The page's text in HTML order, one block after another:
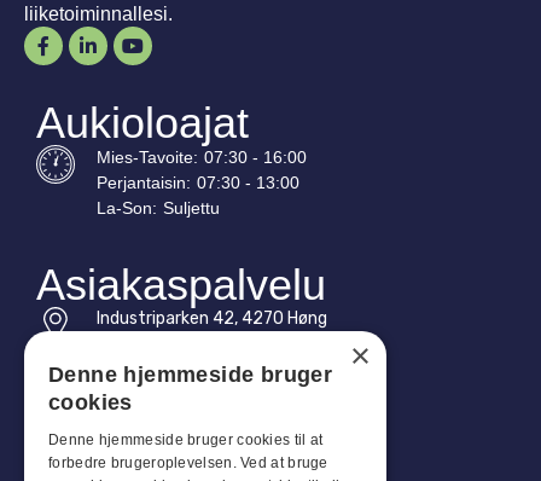
liiketoiminnallesi.
Aukioloajat
Mies-Tavoite: 07:30 - 16:00
Perjantaisin: 07:30 - 13:00
La-Son: Suljettu
Asiakaspalvelu
Industriparken 42, 4270 Høng
Puh: +45 4396 4122
Sähköposti: vb@viggobendz.dk
×
Denne hjemmeside bruger
cookies
Denne hjemmeside bruger cookies til at
forbedre brugeroplevelsen. Ved at bruge